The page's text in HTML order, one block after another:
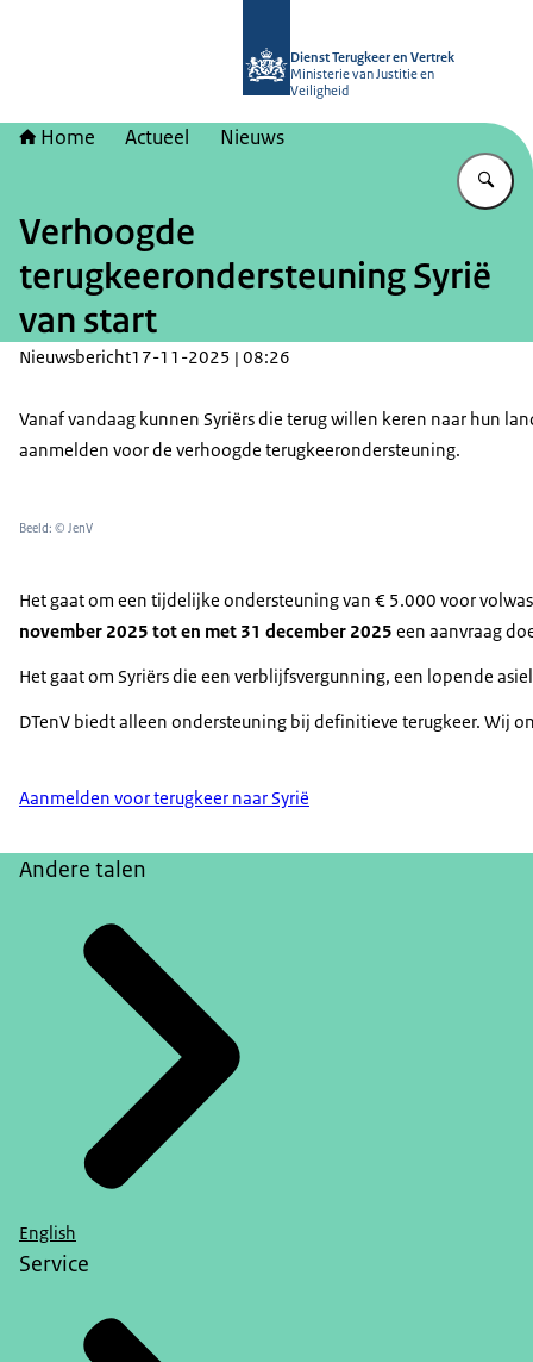
Dienst Terugkeer en Vertrek
Ministerie van Justitie en
Veiligheid
Home Actueel Nieuws
Verhoogde
terugkeerondersteuning Syrië
van start
Nieuwsbericht17-11-2025 | 08:26
Vanaf vandaag kunnen Syriërs die terug willen keren naar hun
aanmelden voor de verhoogde terugkeerondersteuning.
Beeld: © JenV
Het gaat om een tijdelijke ondersteuning van € 5.000 voor
november 2025 tot en met 31 december 2025 een aanvraag
Het gaat om Syriërs die een verblijfsvergunning, een lopende
DTenV biedt alleen ondersteuning bij definitieve terugkeer. Wij
Aanmelden voor terugkeer naar Syrië
Andere talen
English
Service